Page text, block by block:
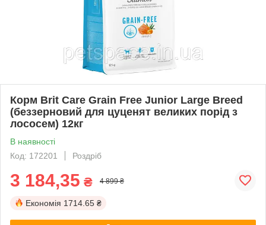
Корм Brit Care Grain Free Junior Large Breed
(беззерновий для цуценят великих порід з
лососем) 12кг
В наявності
Код: 172201
Роздріб
3 184,35 ₴ 4 899 ₴
Економія 1714.65 ₴